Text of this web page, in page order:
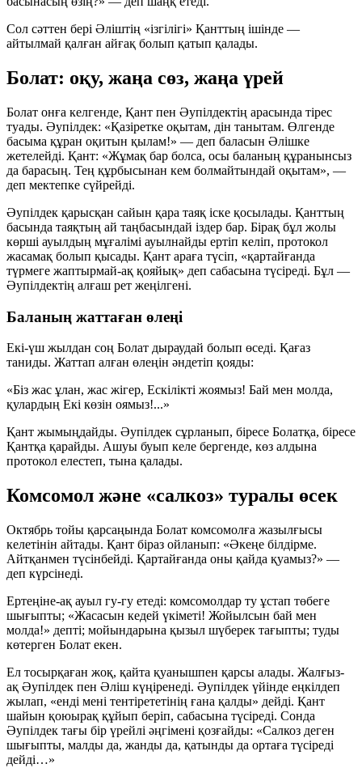
Сол сәттен бері Әліштің «ізгілігі» Қанттың ішінде —
айтылмай қалған айғақ болып қатып қалады.
Болат: оқу, жаңа сөз, жаңа үрей
Болат онға келгенде, Қант пен Әупілдектің арасында тірес
туады. Әупілдек: «Қазіретке оқытам, дін танытам. Өлгенде
басыма құран оқитын қылам!» — деп баласын Әлішке
жетелейді. Қант: «Жұмақ бар болса, осы баланың құранынсыз
да барасың. Тең құрбысынан кем болмайтындай оқытам», —
деп мектепке сүйрейді.
Әупілдек қарысқан сайын қара таяқ іске қосылады. Қанттың
басында таяқтың ай таңбасындай іздер бар. Бірақ бұл жолы
көрші ауылдың мұғалімі ауылнайды ертіп келіп, протокол
жасамақ болып қысады. Қант араға түсіп, «қартайғанда
түрмеге жаптырмай-ақ қояйық» деп сабасына түсіреді. Бұл —
Әупілдектің алғаш рет жеңілгені.
Баланың жаттаған өлеңі
Екі-үш жылдан соң Болат дыраудай болып өседі. Қағаз
таниды. Жаттап алған өлеңін әндетіп қояды:
«Біз жас ұлан, жас жігер, Ескілікті жоямыз! Бай мен молда,
қулардың Екі көзін оямыз!...»
Қант жымыңдайды. Әупілдек сұрланып, біресе Болатқа, біресе
Қантқа қарайды. Ашуы буып келе бергенде, көз алдына
протокол елестеп, тына қалады.
Комсомол және «салкоз» туралы өсек
Октябрь тойы қарсаңында Болат комсомолға жазылғысы
келетінін айтады. Қант біраз ойланып: «Әкеңе білдірме.
Айтқанмен түсінбейді. Қартайғанда оны қайда қуамыз?» —
деп күрсінеді.
Ертеңіне-ақ ауыл гу-гу етеді: комсомолдар ту ұстап төбеге
шығыпты; «Жасасын кедей үкіметі! Жойылсын бай мен
молда!» депті; мойындарына қызыл шүберек тағыпты; туды
көтерген Болат екен.
Ел тосырқаған жоқ, қайта қуанышпен қарсы алады. Жалғыз-
ақ Әупілдек пен Әліш күңіренеді. Әупілдек үйінде еңкілдеп
жылап, «енді мені тентірететінің ғана қалды» дейді. Қант
шайын қоюырақ құйып беріп, сабасына түсіреді. Сонда
Әупілдек тағы бір үрейлі әңгімені қозғайды: «Салкоз деген
шығыпты, малды да, жанды да, қатынды да ортаға түсіреді
дейді…»